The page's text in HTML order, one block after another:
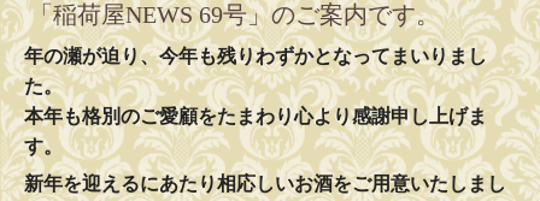
「稲荷屋NEWS 69号」のご案内です。
年の瀬が迫り、今年も残りわずかとなってまいりまし
た。
本年も格別のご愛顧をたまわり心より感謝申し上げま
す。
新年を迎えるにあたり相応しいお酒をご用意いたしまし